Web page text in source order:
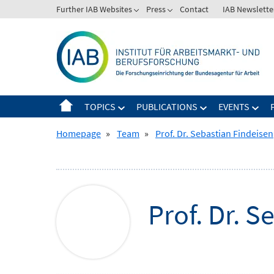
to
Further IAB Websites
Zeige
Further
IAB
Websites
Press
Zeige
Press
Contact IAB
TOPICS
Zeige
für
PUBLICATIONS
Zeige
für
EVENTS
für
Homepage » Team » Prof. Dr. Sebastian Findeisen
Prof. Dr.